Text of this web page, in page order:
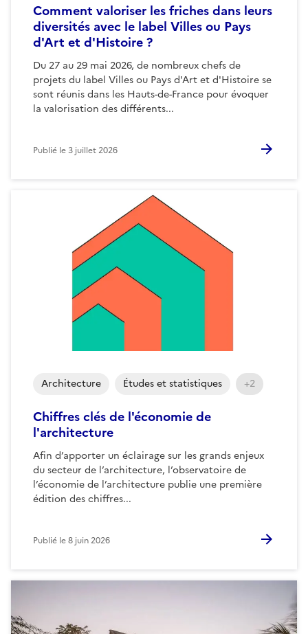
Comment valoriser les friches dans leurs
diversités avec le label Villes ou Pays
d'Art et d'Histoire ?
Du 27 au 29 mai 2026, de nombreux chefs de
projets du label Villes ou Pays d'Art et d'Histoire se
sont réunis dans les Hauts-de-France pour évoquer
la valorisation des différents...
Publié le3 juillet 2026
Chiffres clés de l'économie de
l'architecture
Afin d’apporter un éclairage sur les grands enjeux
du secteur de l’architecture, l’observatoire de
l’économie de l’architecture publie une première
édition des chiffres...
Architecture Études et statistiques +2
Publié le8 juin 2026